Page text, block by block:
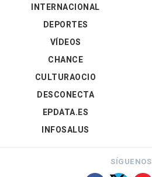
INTERNACIONAL
DEPORTES
VÍDEOS
CHANCE
CULTURAOCIO
DESCONECTA
EPDATA.ES
INFOSALUS
SÍGUENOS